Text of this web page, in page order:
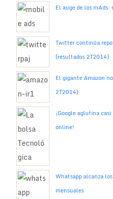
El auge de los
Twitter continúa
(resultados 2T2014)
El gigante Amazon
2T2014)
¡Google aglutina
online!
Whatsapp alcanza
mensuales